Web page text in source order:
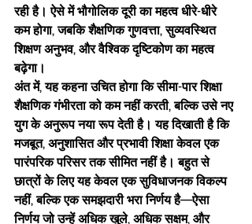
रही है। ऐसे में भौगोलिक दूरी का महत्व धीरे-धीरे
कम होगा, जबकि शैक्षणिक गुणवत्ता, सुव्यवस्थित
शिक्षण अनुभव, और वैश्विक दृष्टिकोण का महत्व
बढ़ेगा।
अंत में, यह कहना उचित होगा कि सीमा-पार शिक्षा
शैक्षणिक गंभीरता को कम नहीं करती, बल्कि उसे नए
युग के अनुरूप नया रूप देती है। यह दिखाती है कि
मजबूत, अनुशासित और प्रभावी शिक्षा केवल एक
पारंपरिक परिसर तक सीमित नहीं है। बहुत से
छात्रों के लिए यह केवल एक सुविधाजनक विकल्प
नहीं, बल्कि एक समझदारी भरा निर्णय है—ऐसा
निर्णय जो उन्हें अधिक खुले, अधिक सक्षम, और